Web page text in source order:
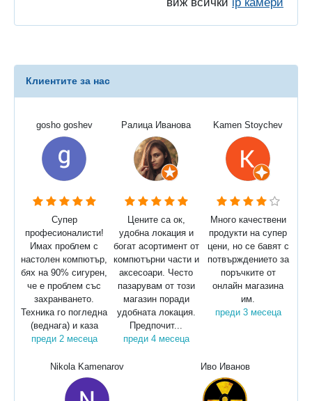
Клиентите за нас
gosho goshev
Супер
професионалисти!
Имах проблем с
настолен компютър,
бях на 90% сигурен,
че е проблем със
захранването.
Техника го погледна
(веднага) и каза
преди 2 месеца
Ралица Иванова
Цените са ок,
удобна локация и
богат асортимент от
компютърни части и
аксесоари. Често
пазарувам от този
магазин поради
удобната локация.
Предпочит...
преди 4 месеца
Kamen Stoychev
Много качествени
продукти на супер
цени, но се бавят с
потвърждението за
поръчките от
онлайн магазина
им.
преди 3 месеца
Nikola Kamenarov Иво Иванов